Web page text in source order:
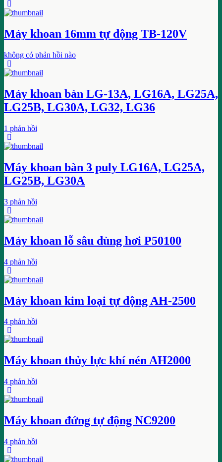
Máy khoan 16mm tự động TB-120V
không có phản hồi nào
Máy khoan bàn LG-13A, LG16A, LG25A,
LG25B, LG30A, LG32, LG36
1 phản hồi
Máy khoan bàn 3 puly LG16A, LG25A,
LG25B, LG30A
3 phản hồi
Máy khoan lỗ sâu dùng hơi P50100
4 phản hồi
Máy khoan kim loại tự động AH-2500
4 phản hồi
Máy khoan thủy lực khí nén AH2000
4 phản hồi
Máy khoan đứng tự động NC9200
4 phản hồi